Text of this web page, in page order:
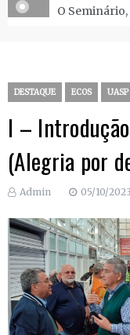
O
DESTAQUE ECOS UASP
I –
(Alegria por
Admin 05/10/2023